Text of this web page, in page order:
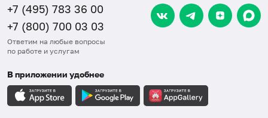
+7 (495) 783 36 00
+7 (800) 700 03 03
Ответим на любые вопросы
по работе и услугам
В приложении удобнее